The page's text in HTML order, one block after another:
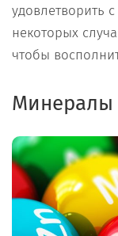
удовлетворить
некоторых
чтобы
Минералы